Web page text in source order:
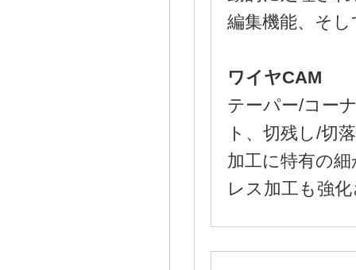
編集機能、そ
ワイヤCAM
テーパー/コー
ト、切残し/切
加工に特有の
レス加工も強